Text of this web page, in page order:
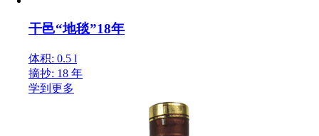
干邑“地毯”18年
体积: 0.5 l
摘抄: 18 年
学到更多